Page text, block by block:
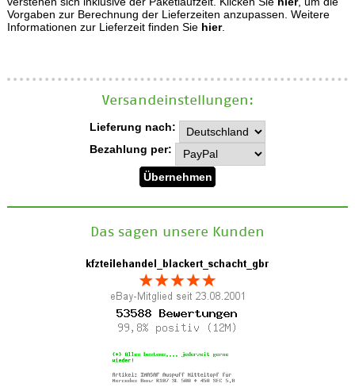
Vorgaben zur Berechnung der Lieferzeiten anzupassen. Weitere
Informationen zur Lieferzeit finden Sie hier.
Versand­einstellungen:
Lieferung nach:
Bezahlung per:
Das sagen unsere Kunden